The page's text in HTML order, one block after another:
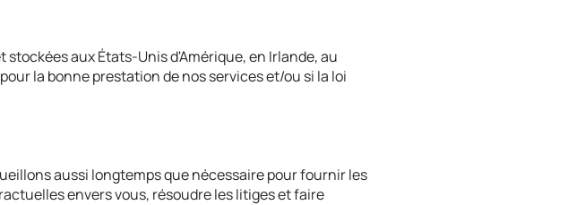
aux États-Unis d'Amérique, en Irlande, au
la bonne prestation de nos services et/ou si la loi
aussi longtemps que nécessaire pour fournir les
envers vous, résoudre les litiges et faire